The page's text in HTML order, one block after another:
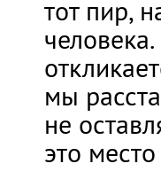
тот пир,
мы
не
это